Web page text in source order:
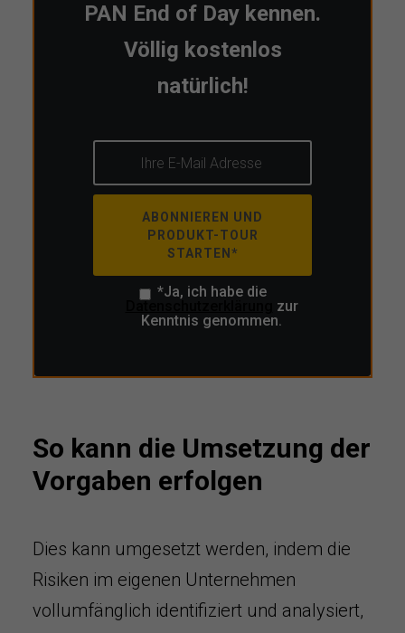
PAN End of Day kennen.
Völlig kostenlos
natürlich!
ABONNIEREN UND
PRODUKT-TOUR
STARTEN*
*Ja, ich habe die
zur
Kenntnis genommen.
So kann die Umsetzung der
Vorgaben erfolgen
Dies kann umgesetzt werden, indem die
Risiken im eigenen Unternehmen
vollumfänglich identifiziert und analysiert,